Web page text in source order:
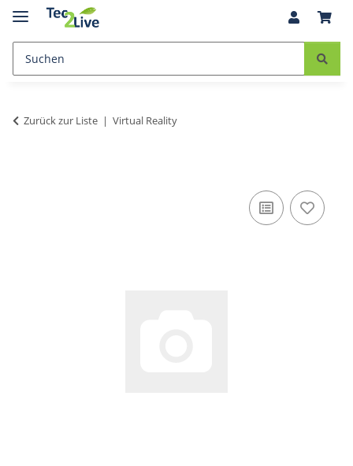
Zurück zur Liste Virtual Reality